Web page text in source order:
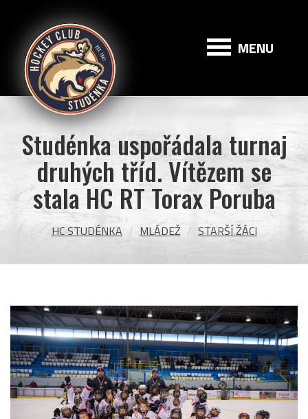
Studénka
MENU
Studénka uspořádala turnaj
druhých tříd. Vítězem se
stala HC RT Torax Poruba
HC STUDÉNKA MLÁDEŽ STARŠÍ ŽÁCI